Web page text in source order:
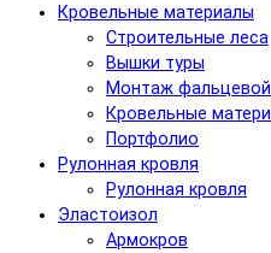
Кровельные материалы
Строительные леса
Вышки туры
Монтаж фальцевой
Кровельные
Портфолио
Рулонная кровля
Рулонная кровля
Эластоизол
Армокров